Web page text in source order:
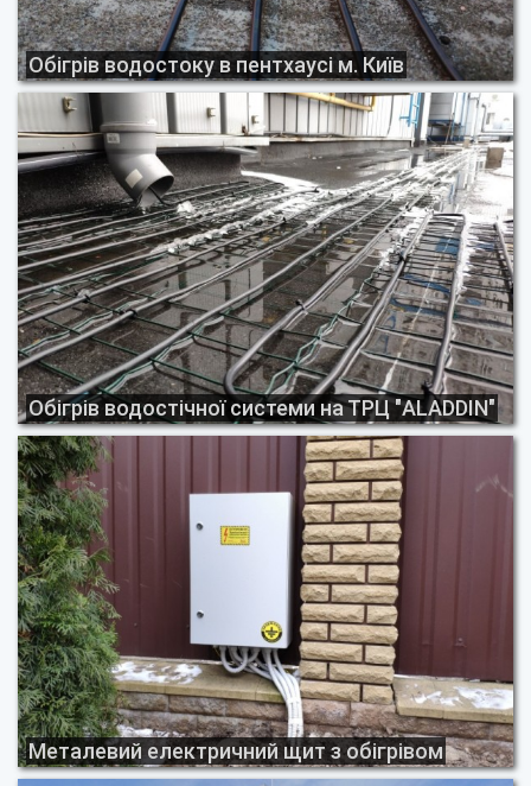
Обігрів водостоку в пентхаусі м. Київ
Обігрів водостічної системи на ТРЦ "ALADDIN"
Металевий електричний щит з обігрівом